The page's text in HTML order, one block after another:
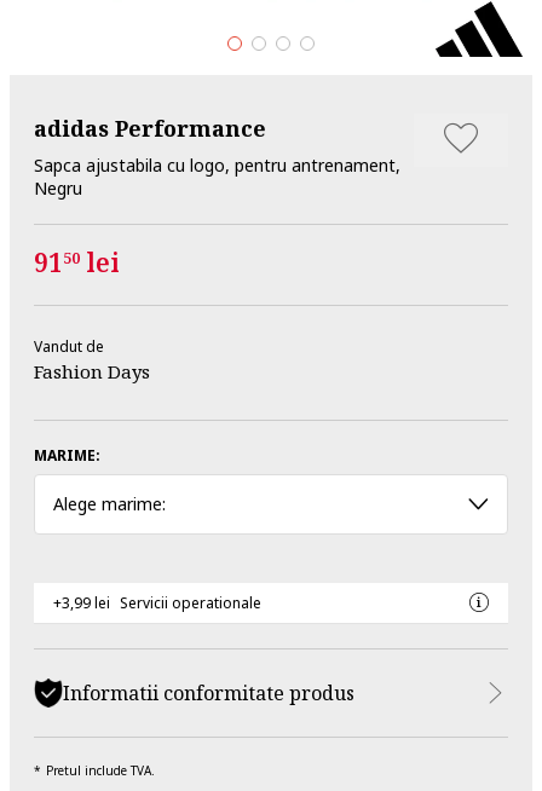
adidas Performance
Sapca ajustabila cu logo, pentru antrenament,
Negru
9150 lei
Vandut de
Fashion Days
MARIME:
Alege marime:
+3,99 lei Servicii operationale
Informatii conformitate produs
Pretul include TVA.